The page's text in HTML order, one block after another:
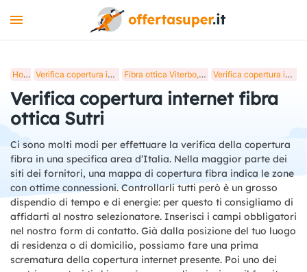
MOBILE
LUCE E GAS
STREAMING
STRUMENTI +
BLOG
Home Verifica copertura internet fibra ottica in Italia Fibra ottica Viterbo, verifica copertura internet Verifica copertura internet fibra ottica Sutri
Verifica copertura internet fibra
ottica Sutri
Ci sono molti modi per effettuare la verifica della copertura
fibra in una specifica area d’Italia. Nella maggior parte dei
siti dei fornitori, una mappa di copertura fibra indica le zone
con ottime connessioni. Controllarli tutti però è un grosso
dispendio di tempo e di energie: per questo ti consigliamo di
affidarti al nostro selezionatore. Inserisci i campi obbligatori
nel nostro form di contatto. Già dalla posizione del tuo luogo
di residenza o di domicilio, possiamo fare una prima
scrematura della copertura internet presente. Poi uno dei